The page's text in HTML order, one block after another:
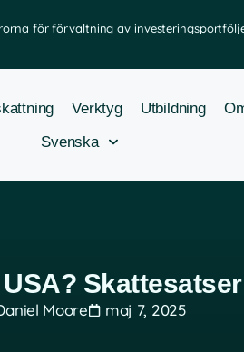
för förvaltning av
Verktyg Utbildning
Svenska
Moore maj 7, 2025